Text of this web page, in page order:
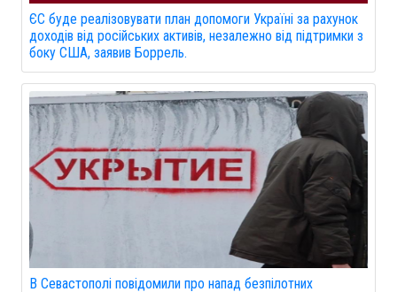
ЄС буде реалізовувати план допомоги Україні за рахунок
доходів від російських активів, незалежно від підтримки з
боку США, заявив Боррель.
В Севастополі повідомили про напад безпілотних